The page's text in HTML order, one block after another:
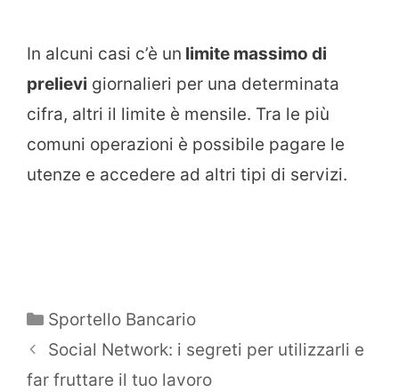
In alcuni casi c’è un limite massimo di
prelievi giornalieri per una determinata
cifra, altri il limite è mensile. Tra le più
comuni operazioni è possibile pagare le
utenze e accedere ad altri tipi di servizi.
Categorie
Sportello Bancario
Social Network: i segreti per utilizzarli e
far fruttare il tuo lavoro